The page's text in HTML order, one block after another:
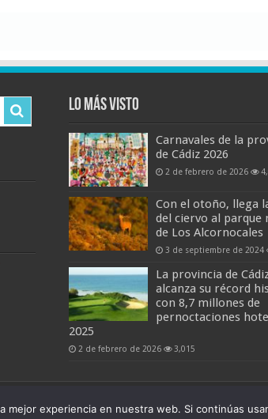
Lo más visto
Carnavales de la
de Cádiz 2026
2 de febrero de 2026
Con el otoño, llega
del ciervo al parque
de Los Alcornocales
3 de septiembre de 2024
La provincia de
alcanza su récord
con 8,7 millones de
pernoctaciones
2025
2 de febrero de 2026 3,015
mejor experiencia en nuestra web. Si continúas